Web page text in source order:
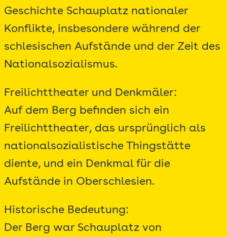
Geschichte Schauplatz nationaler
Konflikte, insbesondere während der
schlesischen Aufstände und der Zeit des
Nationalsozialismus.
Freilichttheater und Denkmäler:
Auf dem Berg befinden sich ein
Freilichttheater, das ursprünglich als
nationalsozialistische Thingstätte
diente, und ein Denkmal für die
Aufstände in Oberschlesien.
Historische Bedeutung:
Der Berg war Schauplatz von